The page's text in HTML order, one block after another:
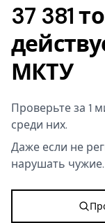
37 381
МКТУ
Проверьте за 1
среди них.
Даже если не
нарушать чужие.